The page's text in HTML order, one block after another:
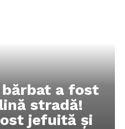
bărbat a fost
stradă!
jefuită și